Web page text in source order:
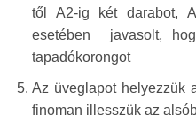
től A2-ig két darabot,
esetében javasolt,
tapadókorongot
Az üveglapot helyezzük
finoman illesszük az